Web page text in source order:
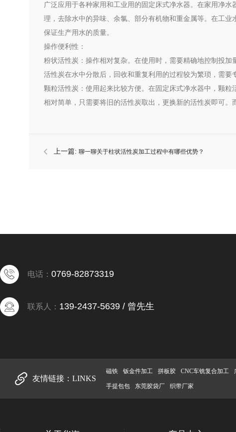
广泛应用于各种家用和工业用的固定床式净水器。在家用净
理，去除水中的异味、余氯、部分有机物和重金属等。在工
保证生产用水的质量。
操作便利性：
粉状活性炭：操作相对复杂。在使用时，需要精确地控制投
活性炭在水中分散后，回收和重复利用的过程较为繁琐，需要
颗粒活性炭：使用起来比较方便。在固定床式净水器中，颗
相对简单，只需要将旧的活性炭取出，更换新的活性炭即可
上一篇: 聊一聊关于柱状活性炭加工过程中有哪些优势？
电话： 0769-82873319
联系人： 139-2437-5639 / 曾先生
友情链接： LINKS
磁铁 钣金件加工 拼板胶 CNC车铣复合加工
手提包包 东莞胶袋厂 织带厂家